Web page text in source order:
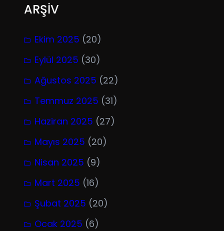
ARŞİV
Ekim 2025 (20)
Eylül 2025 (30)
Ağustos 2025 (22)
Temmuz 2025 (31)
Haziran 2025 (27)
Mayıs 2025 (20)
Nisan 2025 (9)
Mart 2025 (16)
Şubat 2025 (20)
Ocak 2025 (6)